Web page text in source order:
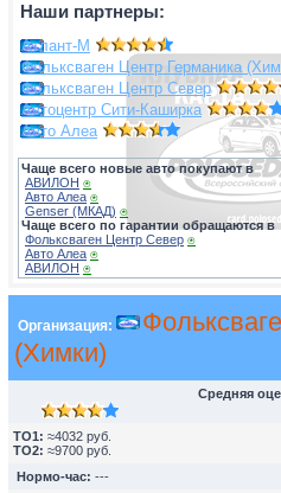
Наши партнеры:
Атлант-М
Фольксваген Центр Германика
Фольксваген Центр Север
Автоцентр Сити-Каширка
Авто Алеа
Чаще всего новые авто покупают в
АВИЛОН ⍟
Авто Алеа ⍟
Genser (МКАД) ⍟
Чаще всего по гарантии обращаются в
Фольксваген Центр Север ⍟
Авто Алеа ⍟
АВИЛОН ⍟
Организация:
(Химки)
Средняя
TO1: ≈4032 руб.
TO2: ≈9700 руб.
Нормо-час: ---